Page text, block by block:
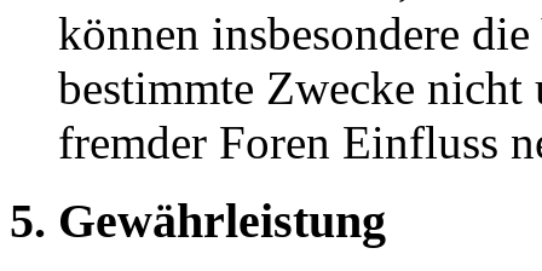
können insbesondere
bestimmte Zwecke nicht
fremder Foren Einfluss
5. Gewährleistung